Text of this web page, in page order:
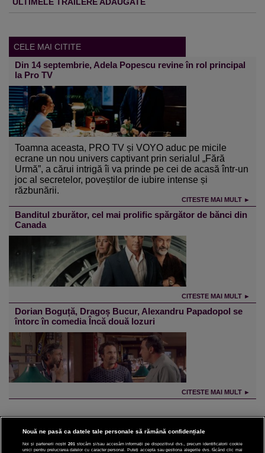
ULTIMELE TRAILERE ADAUGATE
CELE MAI CITITE
Din 14 septembrie, Adela Popescu revine în rol principal
la Pro TV
Toamna aceasta, PRO TV și VOYO aduc pe micile
ecrane un nou univers captivant prin serialul „Fără
Urmă”, a cărui intrigă îi va prinde pe cei de acasă într-un
joc al secretelor, poveștilor de iubire intense și
răzbunării.
CITESTE MAI MULT ►
Banditul zburător, cel mai prolific spărgător de bănci din
Canada
CITESTE MAI MULT ►
Dorian Boguță, Dragoș Bucur, Alexandru Papadopol se
întorc în comedia Încă două lozuri
CITESTE MAI MULT ►
Nouă ne pasă ca datele tale personale să rămână confidențiale
Noi și partenerii noștri 201 stocăm și/sau accesăm informații pe dispozitivul dvs., precum identificatorii cookie
unici pentru prelucrarea datelor cu caracter personal. Puteți accepta sau gestiona alegerile dvs. făcând clic mai